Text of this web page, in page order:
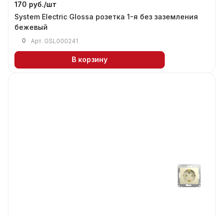
170 руб./шт
System Electric Glossa розетка 1-я без заземления
бежевый
0 Арт. GSL000241
В корзину